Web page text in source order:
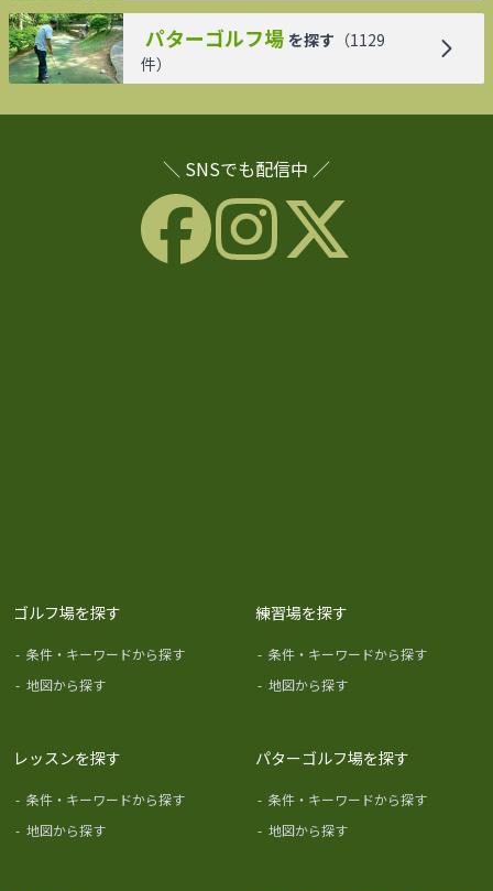
パターゴルフ場 を探す （1129
件）
＼ SNSでも配信中 ／
ゴルフ場を探す
- 条件・キーワードから探す
- 地図から探す
練習場を探す
- 条件・キーワードから探す
- 地図から探す
レッスンを探す
- 条件・キーワードから探す
- 地図から探す
パターゴルフ場を探す
- 条件・キーワードから探す
- 地図から探す